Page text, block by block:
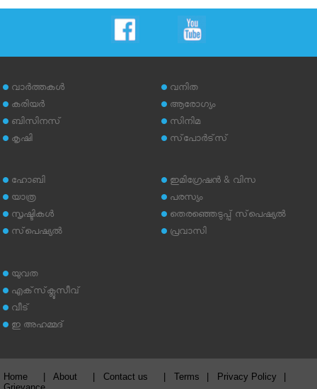
വാര്‍ത്തകള്‍
കരിയര്‍
ബിസിനസ്
കൃഷി
വനിത
ആരോഗ്യം
സിനിമ
സ്‌പോര്‍ട്‌സ്
ഹോബി
യാത്ര
സൃഷ്ടികള്‍
സ്‌പെഷ്യല്‍
ഇമിഗ്രേഷന്‍ & വിസ
പരസ്യം
തെരഞ്ഞെടുപ്പ് സ്‌പെഷ്യല്‍
പ്രവാസി
യുവത
എക്‌സ്‌ക്ലൂസീവ്
വീട്
ഇ അഹമ്മദ്‌
Home About Contact us Terms Privacy Policy